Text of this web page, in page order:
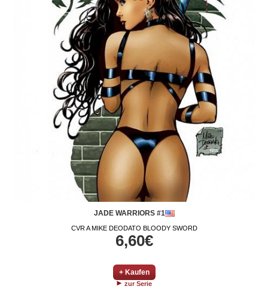
JADE WARRIORS #1
CVR A MIKE DEODATO BLOODY SWORD
6,60€
+ Kaufen
zur Serie